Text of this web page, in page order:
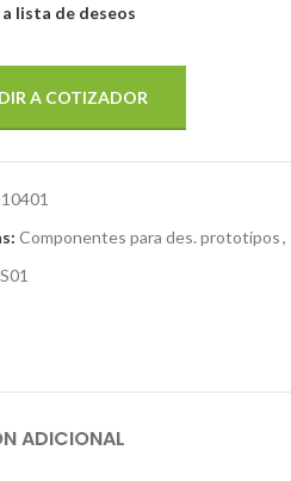
lista de deseos
A COTIZADOR
Componentes para des. prototipos,
S01
ADICIONAL